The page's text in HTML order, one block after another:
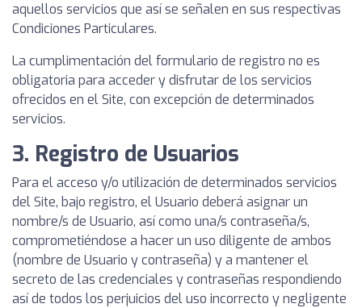
aquellos servicios que así se señalen en sus respectivas
Condiciones Particulares.
La cumplimentación del formulario de registro no es
obligatoria para acceder y disfrutar de los servicios
ofrecidos en el Site, con excepción de determinados
servicios.
3. Registro de Usuarios
Para el acceso y/o utilización de determinados servicios
del Site, bajo registro, el Usuario deberá asignar un
nombre/s de Usuario, así como una/s contraseña/s,
comprometiéndose a hacer un uso diligente de ambos
(nombre de Usuario y contraseña) y a mantener el
secreto de las credenciales y contraseñas respondiendo
así de todos los perjuicios del uso incorrecto y negligente